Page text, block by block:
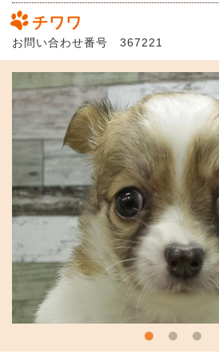
チワワ
お問い合わせ番号 367221